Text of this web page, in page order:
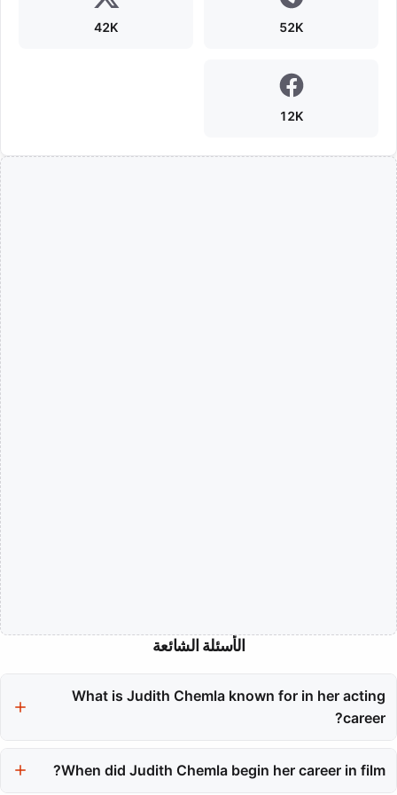
52K
42K
12K
الأسئلة الشائعة
What is Judith Chemla known for in her acting
career?
truth in performances, focusing on portraying complex women
When did Judith Chemla begin her career in film?